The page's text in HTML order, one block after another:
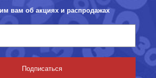
вам об акциях и распродажах
Подписаться